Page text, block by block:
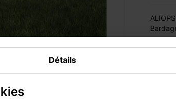
Détails